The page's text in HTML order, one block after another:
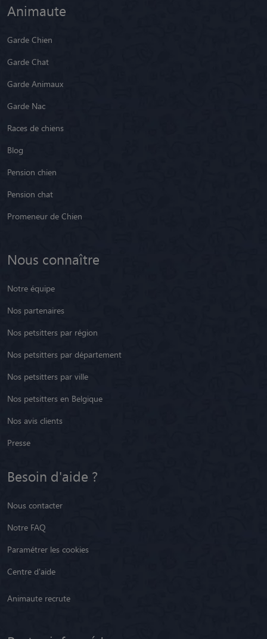
Animaute
Garde Chien
Garde Chat
Garde Animaux
Garde Nac
Races de chiens
Blog
Pension chien
Pension chat
Promeneur de Chien
Nous connaître
Notre équipe
Nos partenaires
Nos petsitters par région
Nos petsitters par département
Nos petsitters par ville
Nos petsitters en Belgique
Nos avis clients
Presse
Besoin d'aide ?
Nous contacter
Notre FAQ
Paramétrer les cookies
Centre d'aide
Animaute recrute